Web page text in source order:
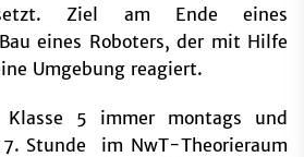
Ziel am Ende eines
eines Roboters, der mit Hilfe
Umgebung reagiert.
5 immer montags und
Stunde im NwT-Theorieraum